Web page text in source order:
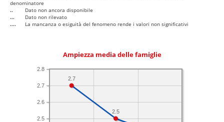
denominatore
..
Dato non ancora disponibile
...
Dato non rilevato
....
La mancanza o esiguità del fenomeno rende i valori non significativi
Ampiezza media delle famiglie
2.5
2.6
2.7
2.8
2.5
2.7